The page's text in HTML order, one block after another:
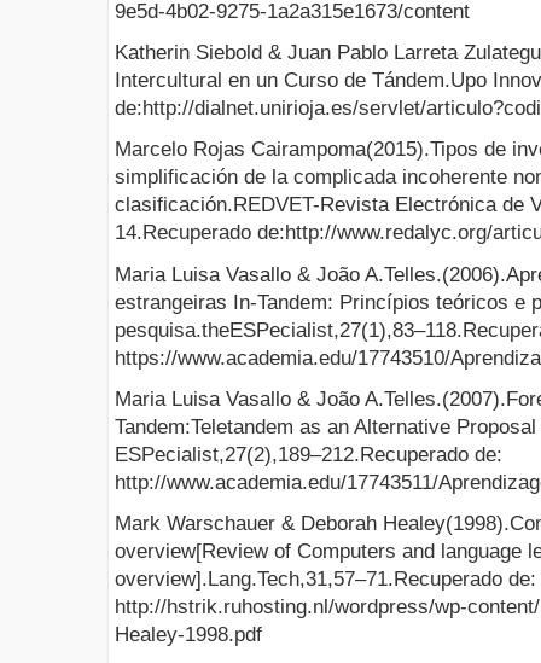
9e5d-4b02-9275-1a2a315e1673/content
Katherin Siebold & Juan Pablo Larreta
Intercultural en un Curso de Tándem.Upo
de:http://dialnet.unirioja.es/servlet/
Marcelo Rojas Cairampoma(2015).Tipos de
simplificación de la complicada incoherente
clasificación.REDVET-Revista Electrónica de
14.Recuperado de:http://www.redalyc.org/
Maria Luisa Vasallo & João
estrangeiras In-Tandem: Princípios teóricos e
https://www.academia.edu/17743510/
Maria Luisa Vasallo & João
Tandem:Teletandem as an Alternative
ESPecialist,27(2),189–212.Recuperado de:
http://www.academia.edu/17743511/
Mark Warschauer & Deborah
overview[Review of Computers and language
overview].Lang.Tech,31,57–71.Recuperado de:
http://hstrik.ruhosting.nl/wordpress/wp-
Healey-1998.pdf